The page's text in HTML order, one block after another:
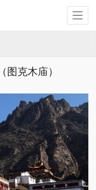
图克木庙）